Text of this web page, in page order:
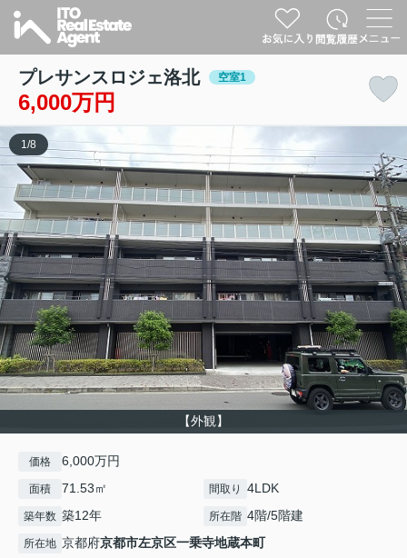
プレサンスロジェ洛北 空室1
6,000万円
【外観】
1 /8
価格 6,000万円
面積 71.53㎡ 間取り 4LDK
築年数 築12年 所在階 4階/5階建
所在地 京都府京都市左京区一乗寺地蔵本町